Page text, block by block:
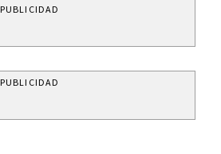
PUBLICIDAD
PUBLICIDAD